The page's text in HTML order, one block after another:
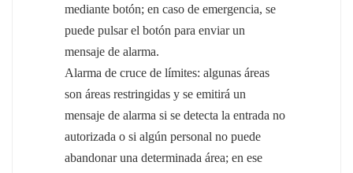
mediante botón; en caso de emergencia, se
puede pulsar el botón para enviar un
mensaje de alarma.
Alarma de cruce de límites: algunas áreas
son áreas restringidas y se emitirá un
mensaje de alarma si se detecta la entrada no
autorizada o si algún personal no puede
abandonar una determinada área; en ese